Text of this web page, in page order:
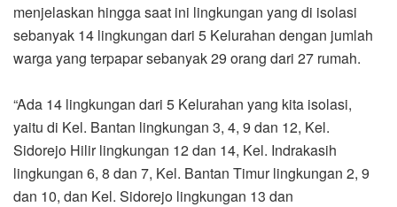
menjelaskan hingga saat ini lingkungan yang di isolasi
sebanyak 14 lingkungan dari 5 Kelurahan dengan jumlah
warga yang terpapar sebanyak 29 orang dari 27 rumah.
“Ada 14 lingkungan dari 5 Kelurahan yang kita isolasi,
yaitu di Kel. Bantan lingkungan 3, 4, 9 dan 12, Kel.
Sidorejo Hilir lingkungan 12 dan 14, Kel. Indrakasih
lingkungan 6, 8 dan 7, Kel. Bantan Timur lingkungan 2, 9
dan 10, dan Kel. Sidorejo lingkungan 13 dan